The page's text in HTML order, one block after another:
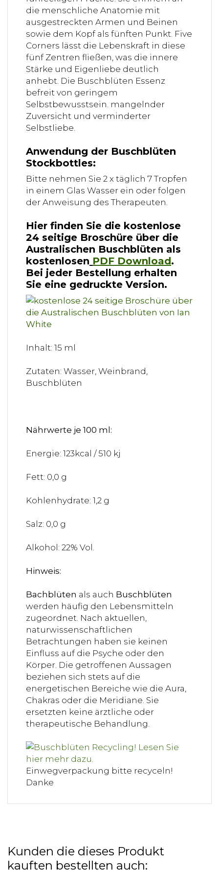
die menschliche Anatomie mit
ausgestreckten Armen und Beinen
sowie dem Kopf als fünften Punkt. Five
Corners lässt die Lebenskraft in diese
fünf Zentren fließen, was die innere
Stärke und Eigenliebe deutlich
anhebt. Die Buschblüten Essenz
befreit von geringem
Selbstbewusstsein. mangelnder
Zuversicht und verminderter
Selbstliebe.
Anwendung der Buschblüten
Stockbottles:
Bitte nehmen Sie 2 x täglich 7 Tropfen
in einem Glas Wasser ein oder folgen
der Anweisung des Therapeuten.
Hier finden Sie die kostenlose
24 seitige Broschüre über die
Australischen Buschblüten als
kostenlosen PDF Download.
Bei jeder Bestellung erhalten
Sie eine gedruckte Version.
Inhalt: 15 ml
Zutaten: Wasser, Weinbrand,
Buschblüten
Nährwerte je 100 ml:
Energie: 123kcal / 510 kj
Fett: 0,0 g
Kohlenhydrate: 1,2 g
Salz: 0,0 g
Alkohol: 22% Vol.
Hinweis:
Bachblüten als auch Buschblüten
werden häufig den Lebensmitteln
zugeordnet. Nach aktuellen,
naturwissenschaftlichen
Betrachtungen haben sie keinen
Einfluss auf die Psyche oder den
Körper. Die getroffenen Aussagen
beziehen sich stets auf die
energetischen Bereiche wie die Aura,
Chakras oder die Meridiane. Sie
ersetzten keine ärztliche oder
therapeutische Behandlung.
Einwegverpackung bitte recyceln!
Danke
Kunden die dieses Produkt
kauften bestellten auch: